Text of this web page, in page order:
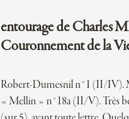
entourage de Charles
Couronnement de la
Robert-Dumesnil n°1 (II/IV).
« Mellin » n°18a (II/V). Très